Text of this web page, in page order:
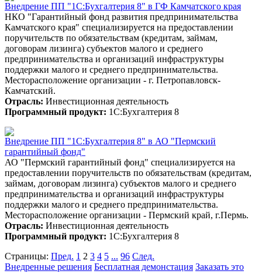
Внедрение ПП "1С:Бухгалтерия 8" в ГФ Камчатского края
НКО "Гарантийный фонд развития предпринимательства
Камчатского края" специализируется на предоставлении
поручительств по обязательствам (кредитам, займам,
договорам лизинга) субъектов малого и среднего
предпринимательства и организаций инфраструктуры
поддержки малого и среднего предпринимательства.
Месторасположение организации - г. Петропавловск-
Камчатский.
Отрасль: Инвестиционная деятельность
Программный продукт: 1С:Бухгалтерия 8
Внедрение ПП "1С:Бухгалтерия 8" в АО "Пермский
гарантийный фонд"
АО "Пермский гарантийный фонд" специализируется на
предоставлении поручительств по обязательствам (кредитам,
займам, договорам лизинга) субъектов малого и среднего
предпринимательства и организаций инфраструктуры
поддержки малого и среднего предпринимательства.
Месторасположение организации - Пермский край, г.Пермь.
Отрасль: Инвестиционная деятельность
Программный продукт: 1С:Бухгалтерия 8
Страницы: Пред. 1 2 3 4 5 ... 96 След.
Внедренные решения Бесплатная демонстация Заказать это